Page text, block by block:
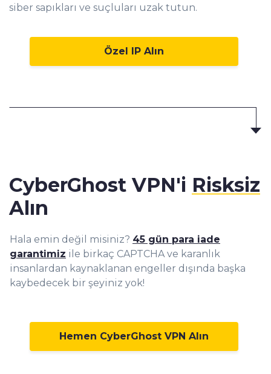
siber sapıkları ve suçluları uzak tutun.
Özel IP Alın
CyberGhost VPN'i Risksiz
Alın
Hala emin değil misiniz? 45 gün para iade
garantimiz ile birkaç CAPTCHA ve karanlık
insanlardan kaynaklanan engeller dışında başka
kaybedecek bir şeyiniz yok!
Hemen CyberGhost VPN Alın